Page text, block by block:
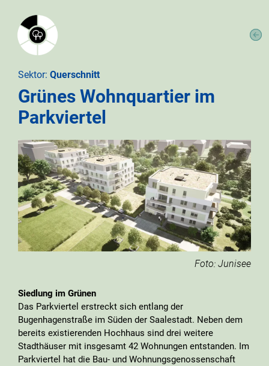
Sektor: Querschnitt
Grünes Wohnquartier im
Parkviertel
Foto: Junisee
Siedlung im Grünen
Das Parkviertel erstreckt sich entlang der
Bugenhagenstraße im Süden der Saalestadt. Neben dem
bereits existierenden Hochhaus sind drei weitere
Stadthäuser mit insgesamt 42 Wohnungen entstanden. Im
Parkviertel hat die Bau- und Wohnungsgenossenschaft